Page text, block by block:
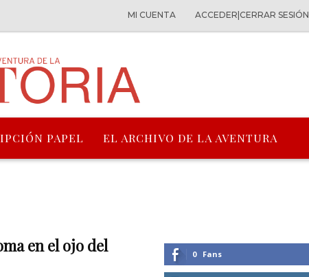
MI CUENTA ACCEDER|CERRAR SESIÓN
PAPEL EL ARCHIVO DE LA AVENTURA
en el ojo del
0 Fans